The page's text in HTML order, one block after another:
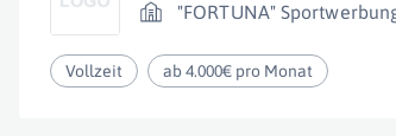
"FORTUNA"
Vollzeit ab 4.000€ pro Monat